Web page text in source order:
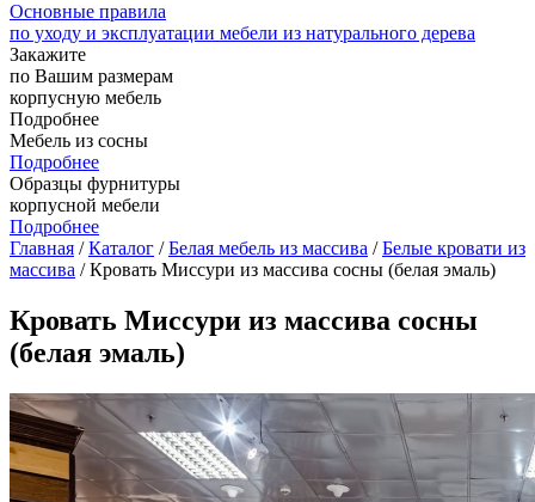
Основные правила
по уходу и эксплуатации мебели из натурального дерева
Закажите
по Вашим размерам
корпусную мебель
Подробнее
Мебель из сосны
Подробнее
Образцы фурнитуры
корпусной мебели
Подробнее
Главная /Каталог /Белая мебель из массива /Белые кровати из
массива / Кровать Миссури из массива сосны (белая эмаль)
Кровать Миссури из массива сосны
(белая эмаль)